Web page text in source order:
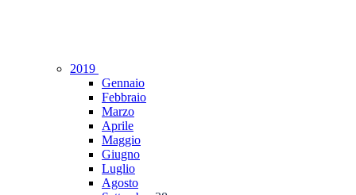
2019
Gennaio
Febbraio
Marzo
Aprile
Maggio
Giugno
Luglio
Agosto